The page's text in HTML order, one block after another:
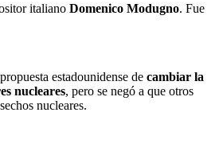
italiano Domenico Modugno. Fue
estadounidense de cambiar la
nucleares, pero se negó a que otros
nucleares.